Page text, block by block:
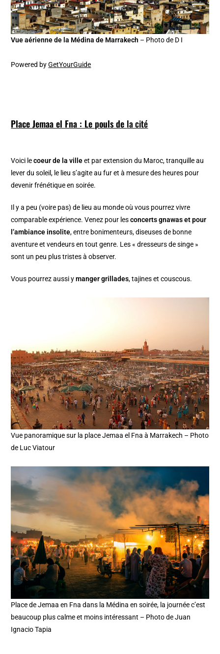
Vue aérienne de la Médina de Marrakech – Photo de D I
Powered byGetYourGuide
Place Jemaa el Fna : Le pouls de la cité
Voici lecoeur de la villeet par extension du Maroc, tranquille au
lever du soleil, le lieu s’agite au fur et à mesure des heures pour
devenir frénétique en soirée.
Il y a peu (voire pas) de lieu au monde où vous pourrez vivre
comparable expérience. Venez pour lesconcerts gnawas et pour
l’ambiance insolite, entre bonimenteurs, diseuses de bonne
aventure et vendeurs en tout genre. Les « dresseurs de singe »
sont un peu plus tristes à observer.
Vous pourrez aussi ymanger grillades, tajines et couscous.
Vue panoramique sur la place Jemaa el Fna à Marrakech – Photo
de Luc Viatour
Place de Jemaa en Fna dans la Médina en soirée, la journée c’est
beaucoup plus calme et moins intéressant – Photo de Juan
Ignacio Tapia